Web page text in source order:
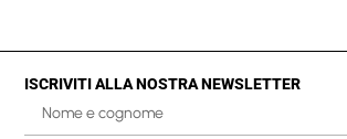
ISCRIVITI ALLA NOSTRA NEWSLETTER